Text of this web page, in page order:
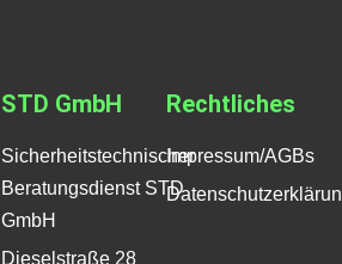
STD GmbH
Sicherheitstechnischer
Beratungsdienst STD
GmbH
Dieselstraße 28
Rechtliches
Impressum/AGBs